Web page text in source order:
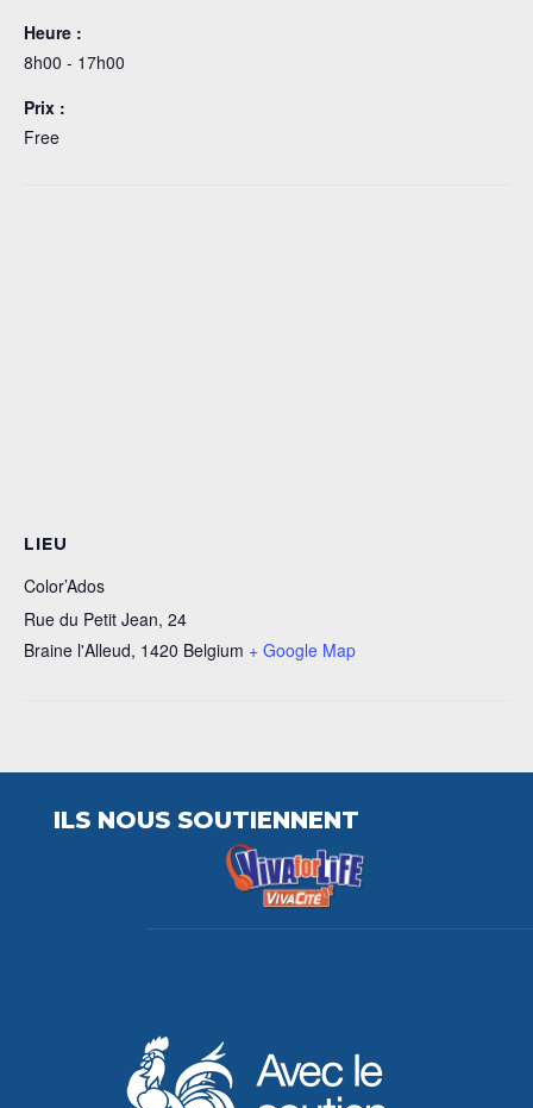
Heure :
8h00 - 17h00
Prix :
Free
LIEU
Color’Ados
Rue du Petit Jean, 24
Braine l'Alleud, 1420 Belgium + Google Map
ILS NOUS SOUTIENNENT